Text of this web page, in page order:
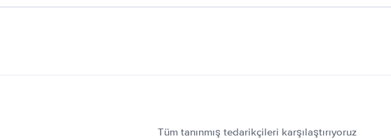
Tüm tanınmış tedarikçileri karşılaştırıyoruz